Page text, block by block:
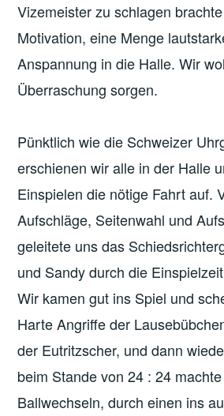
Vizemeister zu schlagen
Motivation, eine Menge
Anspannung in die Halle. Wir
Überraschung sorgen.
Pünktlich wie die Schweizer
erschienen wir alle in der Halle
Einspielen die nötige Fahrt auf.
Aufschläge, Seitenwahl und
geleitete uns das
und Sandy durch die
Wir kamen gut ins Spiel und
Harte Angriffe der
der Eutritzscher, und dann
beim Stande von 24 : 24
Ballwechseln, durch einen ins